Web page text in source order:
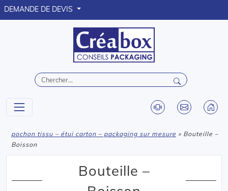
DEMANDE DE DEVIS
pochon tissu – étui carton – packaging sur mesure » Bouteille –
Boisson
Bouteille –